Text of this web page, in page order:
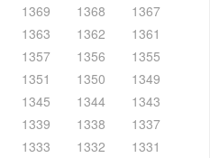
1369 1368
1367
1363 1362
1361
1357 1356
1355
1351 1350
1349
1345 1344
1343
1339 1338
1337
1333 1332
1331